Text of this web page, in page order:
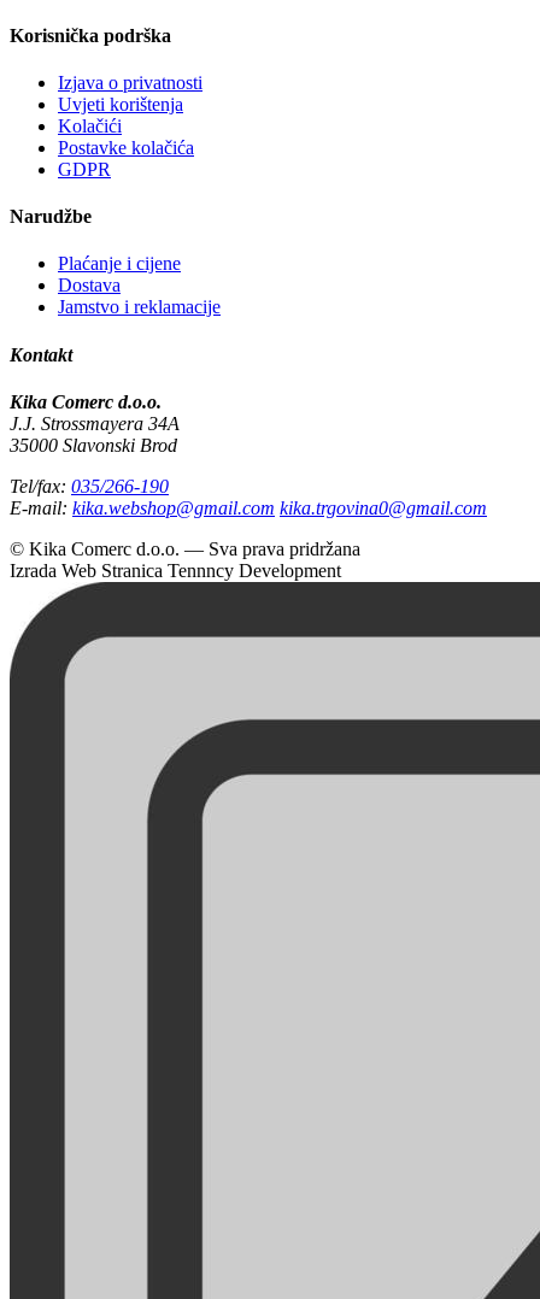
Korisnička podrška
Izjava o privatnosti
Uvjeti korištenja
Kolačići
Postavke kolačića
GDPR
Narudžbe
Plaćanje i cijene
Dostava
Jamstvo i reklamacije
Kontakt
Kika Comerc d.o.o.
J.J. Strossmayera 34A
35000 Slavonski Brod
Tel/fax: 035/266-190
E-mail: kika.webshop@gmail.com kika.trgovina0@gmail.com
© Kika Comerc d.o.o. — Sva prava pridržana
Izrada Web Stranica Tennncy Development